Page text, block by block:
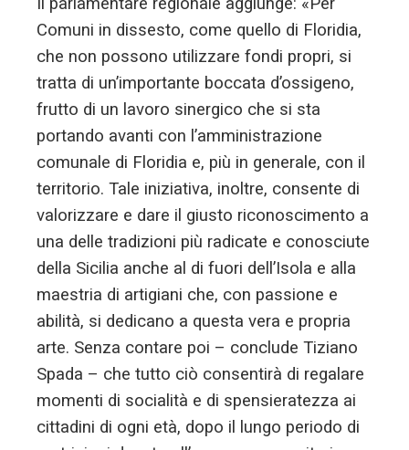
Comuni in dissesto, come quello di Floridia,
che non possono utilizzare fondi propri, si
tratta di un’importante boccata d’ossigeno,
frutto di un lavoro sinergico che si sta
portando avanti con l’amministrazione
comunale di Floridia e, più in generale, con il
territorio. Tale iniziativa, inoltre, consente di
valorizzare e dare il giusto riconoscimento a
una delle tradizioni più radicate e conosciute
della Sicilia anche al di fuori dell’Isola e alla
maestria di artigiani che, con passione e
abilità, si dedicano a questa vera e propria
arte. Senza contare poi – conclude Tiziano
Spada – che tutto ciò consentirà di regalare
momenti di socialità e di spensieratezza ai
cittadini di ogni età, dopo il lungo periodo di